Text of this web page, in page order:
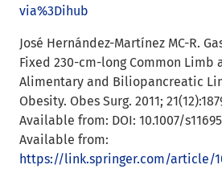
via%3Dihub
José Hernández-Martínez MC-R.
Fixed 230-cm-long Common Limb
Alimentary and Biliopancreatic
Obesity. Obes Surg. 2011;
Available from: DOI: 10.1007/
Available from:
https://link.springer.com/article/